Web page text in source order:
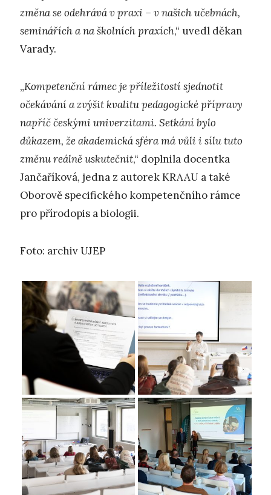
změna se odehrává v praxi – v našich učebnách,
seminářích a na školních praxích,“ uvedl děkan
Varady.
„Kompetenční rámec je příležitostí sjednotit
očekávání a zvýšit kvalitu pedagogické přípravy
napříč českými univerzitami. Setkání bylo
důkazem, že akademická sféra má vůli i sílu tuto
změnu reálně uskutečnit,“ doplnila docentka
Jančaříková, jedna z autorek KRAAU a také
Oborově specifického kompetenčního rámce
pro přírodopis a biologii.
Foto: archiv UJEP